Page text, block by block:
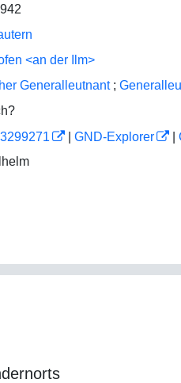
<an der Ilm>
Generalleutnant ;
GND-Explorer